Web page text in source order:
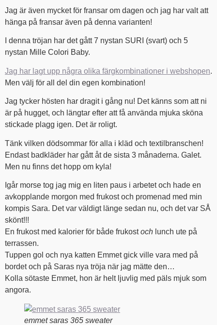
Jag är även mycket för fransar om dagen och jag har valt att
hänga på fransar även på denna varianten!
I denna tröjan har det gått 7 nystan SURI (svart) och 5
nystan Mille Colori Baby.
Jag har lagt upp några olika färgkombinationer i webshopen.
Men välj för all del din egen kombination!
Jag tycker hösten har dragit i gång nu! Det känns som att ni
är på hugget, och längtar efter att få använda mjuka sköna
stickade plagg igen. Det är roligt.
Tänk vilken dödsommar för alla i kläd och textilbranschen!
Endast badkläder har gått åt de sista 3 månaderna. Galet.
Men nu finns det hopp om kyla!
Igår morse tog jag mig en liten paus i arbetet och hade en
avkopplande morgon med frukost och promenad med min
kompis Sara. Det var väldigt länge sedan nu, och det var SÅ
skönt!!!
En frukost med kalorier för både frukostoch lunch ute på
terrassen.
Tuppen gol och nya katten Emmet gick ville vara med på
bordet och på Saras nya tröja när jag mätte den…
Kolla sötaste Emmet, hon är helt ljuvlig med päls mjuk som
angora.
emmet saras 365 sweater